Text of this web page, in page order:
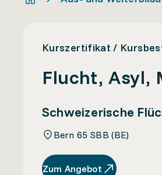
Kurszertifikat /
Flucht, Asyl,
Schweizerische
Bern 65 SBB (BE)
Zum Angebot